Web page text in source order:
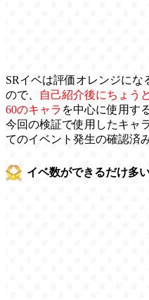
SRイベは評価オレンジに
ので、
自己紹介後にちょう
60のキャラ を中心に使用する
今回の検証で使用したキャ
てのイベント発生の確認済み
イベ数ができるだけ多